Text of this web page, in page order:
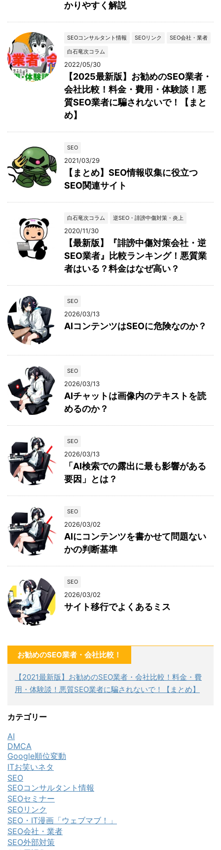
かりやすく解説
SEOコンサルタント情報 SEOリンク
SEO会社・業者
白石竜次コラム
2022/05/30
【2025最新版】お勧めのSEO業者・
会社比較！料金・費用・体験談！悪
質SEO業者に騙されないで！【まと
め】
SEO
2021/03/29
【まとめ】SEO情報収集に役立つ
SEO関連サイト
白石竜次コラム 逆SEO・誹謗中傷対策・炎上
2020/11/30
【最新版】『誹謗中傷対策会社・逆
SEO業者』比較ランキング！悪質業
者はいる？料金はなぜ高い？
SEO
2026/03/13
AIコンテンツはSEOに危険なのか？
SEO
2026/03/13
AIチャットは画像内のテキストを読
めるのか？
SEO
2026/03/13
「AI検索での露出に最も影響がある
要因」とは？
SEO
2026/03/02
AIにコンテンツを書かせて問題ない
かの判断基準
SEO
2026/03/02
サイト移行でよくあるミス
お勧めのSEO業者・会社比較！
【2021最新版】お勧めのSEO業者・会社比較！料金・費
用・体験談！悪質SEO業者に騙されないで！【まとめ】
カテゴリー
AI
DMCA
Google順位変動
ITお笑いネタ
SEO
SEOコンサルタント情報
SEOセミナー
SEOリンク
SEO・IT漫画「ウェブマブ！」
SEO会社・業者
SEO外部対策